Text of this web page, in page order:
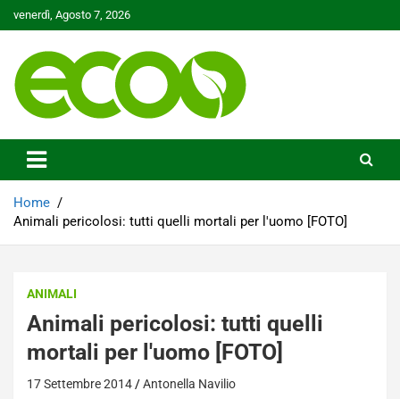
to
venerdì, Agosto 7, 2026
Ecoo.it
Home
Animali pericolosi: tutti quelli mortali per l'uomo [FOTO]
ANIMALI
Animali pericolosi: tutti quelli
mortali per l'uomo [FOTO]
17 Settembre 2014 Antonella Navilio